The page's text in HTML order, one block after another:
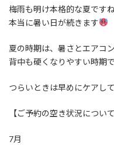
梅雨も明け本格的な夏ですね
本当に暑い日が続きます
夏の時期は、暑さとエアコ
背中も硬くなりやすい時期で
つらいときは早めにケアし
【ご予約の空き状況について
7月